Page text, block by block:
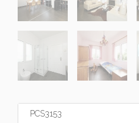
PCS3153